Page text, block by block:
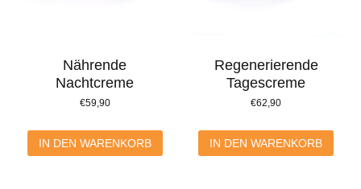
Nährende
Nachtcreme
€59,90
IN DEN WARENKORB
Regenerierende
Tagescreme
€62,90
IN DEN WARENKORB